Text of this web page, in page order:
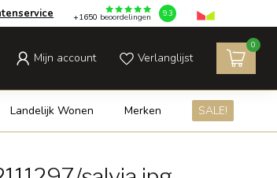
+1650 beoordelingen 9.3
Mijn account Verlanglijst
0
Landelijk Wonen Merken SALE!